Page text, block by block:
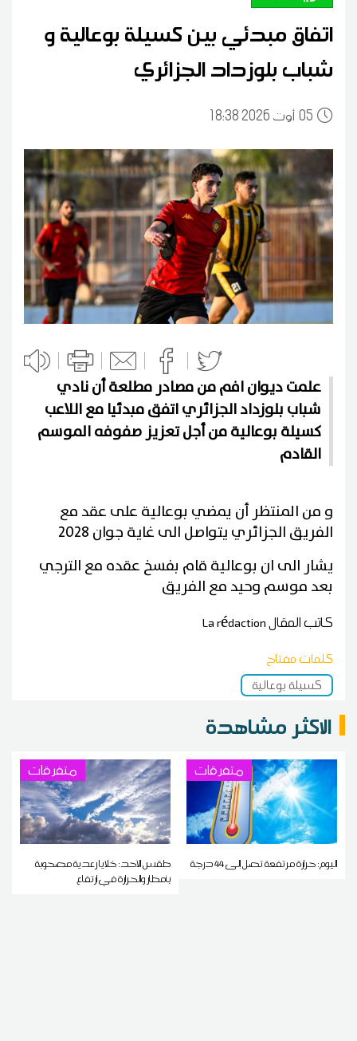
اتفاق مبدئي بين كسيلة بوعالية و
شباب بلوزداد الجزائري
0518:38 2026 أوت
علمت ديوان افم من مصادر مطلعة أن نادي
شباب بلوزداد الجزائري اتفق مبدئيا مع اللاعب
كسيلة بوعالية من أجل تعزيز صفوفه الموسم
القادم
و من المنتظر أن يمضي بوعالية على عقد مع
الفريق الجزائري يتواصل الى غاية جوان 2028
يشار الى ان بوعالية قام بفسخ عقده مع الترجي
بعد موسم وحيد مع الفريق
كاتب المقالLa rédaction
كلمات مفتاح
كسيلة بوعالية
الاكثر مشاهدة
متفرقات
اليوم: حرارة مرتفعة تصل إلى 44 درجة
متفرقات
طقس الأحد: خلايا رعدية مصحوبة
بأمطار والحرارة في ارتفاع